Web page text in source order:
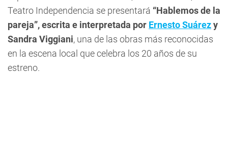
Teatro Independencia se presentará “Hablemos de la
pareja”, escrita e interpretada por Ernesto Suárezy
Sandra Viggiani, una de las obras más reconocidas
en la escena local que celebra los 20 años de su
estreno.